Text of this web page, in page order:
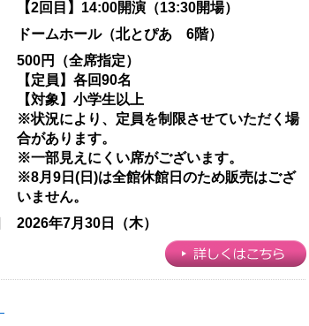
【2回目】14:00開演（13:30開場）
ドームホール（北とぴあ 6階）
500円（全席指定）
【定員】各回90名
【対象】小学生以上
※状況により、定員を制限させていただく場
合があります。
※一部見えにくい席がございます。
※8月9日(日)は全館休館日のため販売はござ
いません。
2026年7月30日（木）